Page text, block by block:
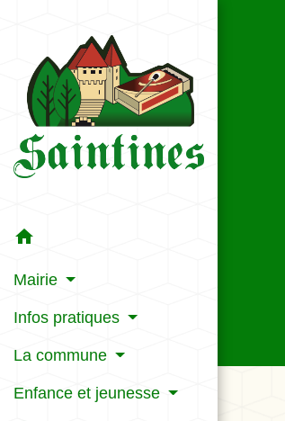
home
Mairie
Infos pratiques
La commune
Enfance et jeunesse